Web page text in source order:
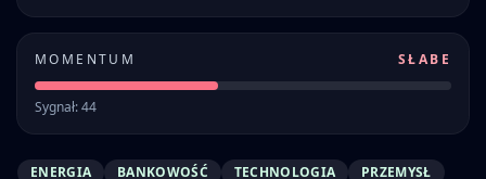
MOMENTUM SŁABE
Sygnał: 44
ENERGIA BANKOWOŚĆ TECHNOLOGIA PRZEMYSŁ